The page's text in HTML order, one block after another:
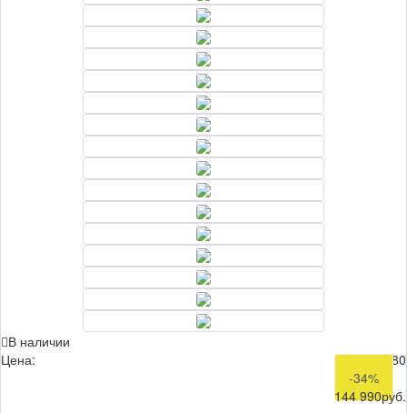
В наличии
Цена:
219 980
-34%
144 990руб.